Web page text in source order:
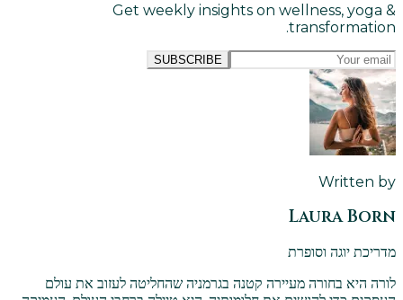
Get weekly insights on wellness, yoga &
transformation.
SUBSCRIBE
Written by
Laura Born
מדריכת יוגה וסופרת
לורה היא בחורה מעיירה קטנה בגרמניה שהחליטה לעזוב את עולם